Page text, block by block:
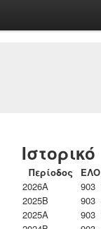
Ιστορικό
Περίοδος ΕΛΟ
2026A
903
2025B
903
2025A
903